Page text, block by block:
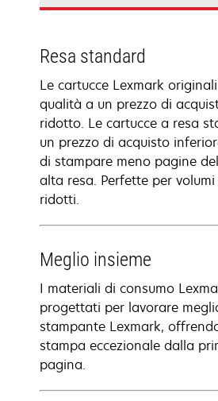
Resa standard
Le cartucce Lexmark
qualità a un prezzo di
ridotto. Le cartucce a resa
un prezzo di acquisto
di stampare meno pagine
alta resa. Perfette per
ridotti.
Meglio insieme
I materiali di consumo
progettati per lavorare
stampante Lexmark,
stampa eccezionale dalla
pagina.